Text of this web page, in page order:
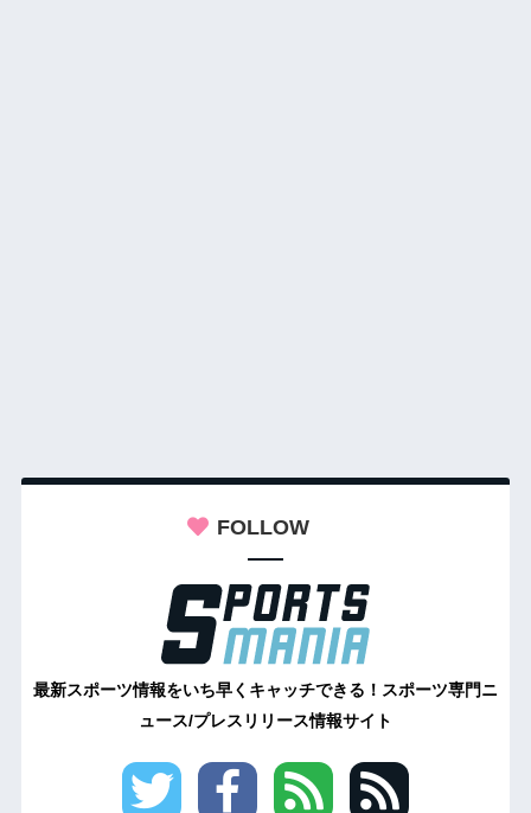
FOLLOW
最新スポーツ情報をいち早くキャッチできる！スポーツ専門ニ
ュース/プレスリリース情報サイト